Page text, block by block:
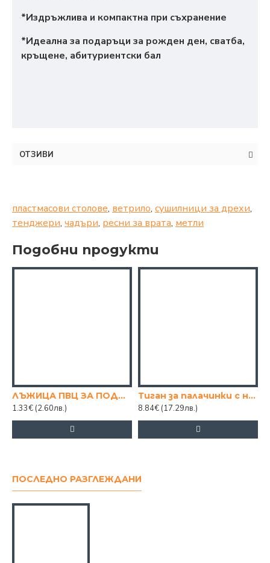
*Издръжлива и компактна при съхранение
*Идеална за подаръци за рожден ден, сватба,
кръщене, абитуриентски бал
ОТЗИВИ
пластмасови столове, ветрило, сушилници за дрехи,
тенджери, чадъри, ресни за врата, метли
Подобни продукти
ЛЪЖИЦА ПВЦ ЗА ПОДПРАВКИ
1.33€ (2.60лв.)
Тиган за палачинки с незалепващо покритие 28cm КАФЯВ
8.84€ (17.29лв.)
ПОСЛЕДНО РАЗГЛЕЖДАНИ